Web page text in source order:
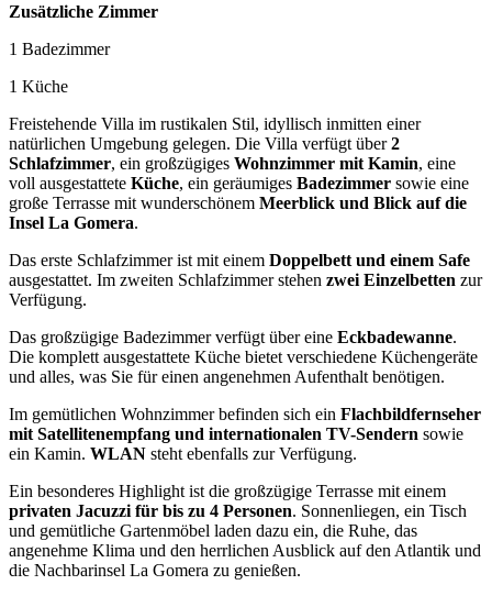
Zusätzliche Zimmer
1 Badezimmer
1 Küche
Freistehende Villa im rustikalen Stil, idyllisch inmitten einer
natürlichen Umgebung gelegen. Die Villa verfügt über2
Schlafzimmer, ein großzügiges Wohnzimmer mit Kamin, eine
voll ausgestattete Küche, ein geräumiges Badezimmer sowie eine
große Terrasse mit wunderschönem Meerblick und Blick auf die
Insel La Gomera.
Das erste Schlafzimmer ist mit einem Doppelbett und einem Safe
ausgestattet. Im zweiten Schlafzimmer stehen zwei Einzelbetten zur
Verfügung.
Das großzügige Badezimmer verfügt über eine Eckbadewanne.
Die komplett ausgestattete Küche bietet verschiedene Küchengeräte
und alles, was Sie für einen angenehmen Aufenthalt benötigen.
Im gemütlichen Wohnzimmer befinden sich ein Flachbildfernseher
mit Satellitenempfang und internationalen TV-Sendern sowie
ein Kamin. WLAN steht ebenfalls zur Verfügung.
Ein besonderes Highlight ist die großzügige Terrasse mit einem
privaten Jacuzzi für bis zu 4 Personen. Sonnenliegen, ein Tisch
und gemütliche Gartenmöbel laden dazu ein, die Ruhe, das
angenehme Klima und den herrlichen Ausblick auf den Atlantik und
die Nachbarinsel La Gomera zu genießen.